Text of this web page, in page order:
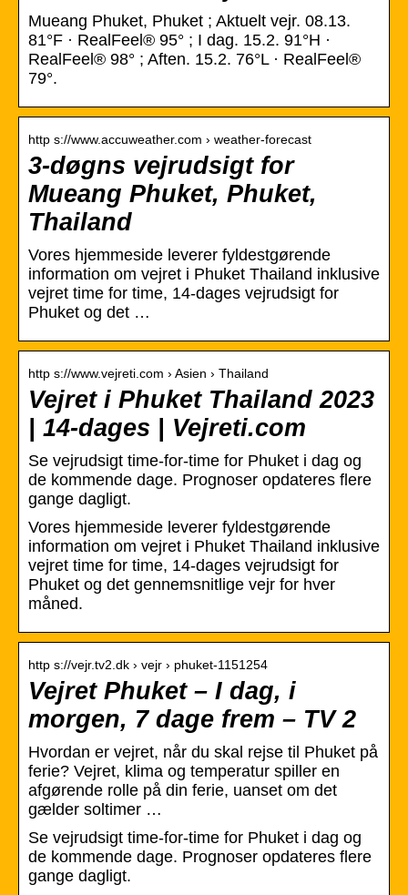
Mueang Phuket, Phuket ; Aktuelt vejr. 08.13.
81°F · RealFeel® 95° ; I dag. 15.2. 91°H ·
RealFeel® 98° ; Aften. 15.2. 76°L · RealFeel®
79°.
http s://www.accuweather.com › weather-forecast
3-døgns vejrudsigt for
Mueang Phuket, Phuket,
Thailand
Vores hjemmeside leverer fyldestgørende
information om vejret i Phuket Thailand inklusive
vejret time for time, 14-dages vejrudsigt for
Phuket og det …
http s://www.vejreti.com › Asien › Thailand
Vejret i Phuket Thailand 2023
| 14-dages | Vejreti.com
Se vejrudsigt time-for-time for Phuket i dag og
de kommende dage. Prognoser opdateres flere
gange dagligt.
Vores hjemmeside leverer fyldestgørende
information om vejret i Phuket Thailand inklusive
vejret time for time, 14-dages vejrudsigt for
Phuket og det gennemsnitlige vejr for hver
måned.
http s://vejr.tv2.dk › vejr › phuket-1151254
Vejret Phuket – I dag, i
morgen, 7 dage frem – TV 2
Hvordan er vejret, når du skal rejse til Phuket på
ferie? Vejret, klima og temperatur spiller en
afgørende rolle på din ferie, uanset om det
gælder soltimer …
Se vejrudsigt time-for-time for Phuket i dag og
de kommende dage. Prognoser opdateres flere
gange dagligt.